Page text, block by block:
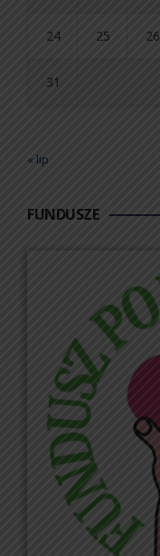
24 25 26
31
« lip
FUNDUSZE